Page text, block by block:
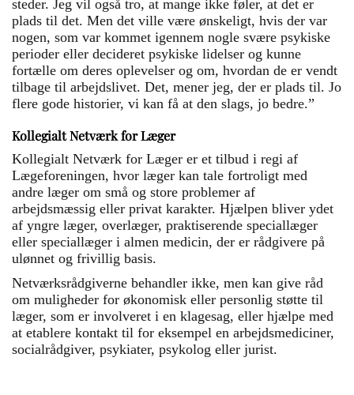
steder. Jeg vil også tro, at mange ikke føler, at det er
plads til det. Men det ville være ønskeligt, hvis der var
nogen, som var kommet igennem nogle svære psykiske
perioder eller decideret psykiske lidelser og kunne
fortælle om deres oplevelser og om, hvordan de er vendt
tilbage til arbejdslivet. Det, mener jeg, der er plads til. Jo
flere gode historier, vi kan få at den slags, jo bedre.”
Kollegialt Netværk for Læger
Kollegialt Netværk for Læger er et tilbud i regi af
Lægeforeningen, hvor læger kan tale fortroligt med
andre læger om små og store problemer af
arbejdsmæssig eller privat karakter. Hjælpen bliver ydet
af yngre læger, overlæger, praktiserende speciallæger
eller speciallæger i almen medicin, der er rådgivere på
ulønnet og frivillig basis.
Netværksrådgiverne behandler ikke, men kan give råd
om muligheder for økonomisk eller personlig støtte til
læger, som er involveret i en klagesag, eller hjælpe med
at etablere kontakt til for eksempel en arbejdsmediciner,
socialrådgiver, psykiater, psykolog eller jurist.